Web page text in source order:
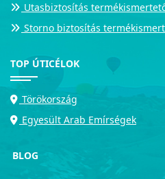
Utasbiztosítás
Storno biztosítás
TOP ÚTICÉLOK
Törökország
Egyesült Arab Emírségek
BLOG